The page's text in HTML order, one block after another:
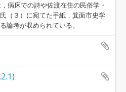
病床での詩や佐渡在住の民俗学・
（３）に宛てた手紙，箕面市史学
論考が収められている。